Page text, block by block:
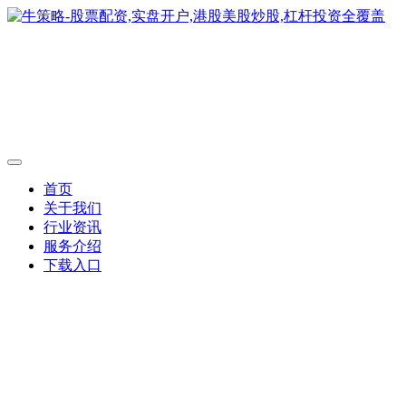
首页
关于我们
行业资讯
服务介绍
下载入口